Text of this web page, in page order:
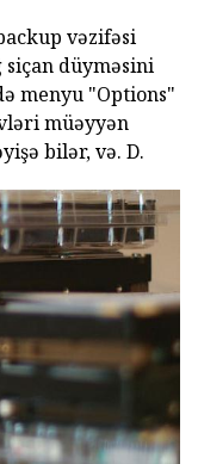
vəzifəsi
siçan düyməsini
menyu "Options"
müəyyən
bilər, və. D.